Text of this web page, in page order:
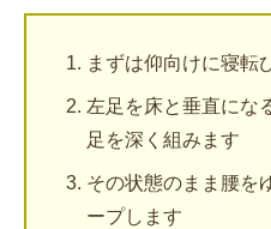
まずは仰向けに寝転
左足を床と垂直にな
足を深く組みます
その状態のまま腰を
ープします